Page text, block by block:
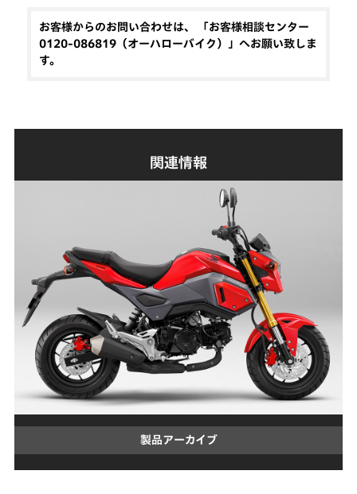
お客様からのお問い合わせは、 「お客様相談センター
0120-086819（オーハローバイク）」へお願い致しま
す。
関連情報
製品アーカイブ